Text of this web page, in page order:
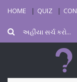
HOME QUIZ